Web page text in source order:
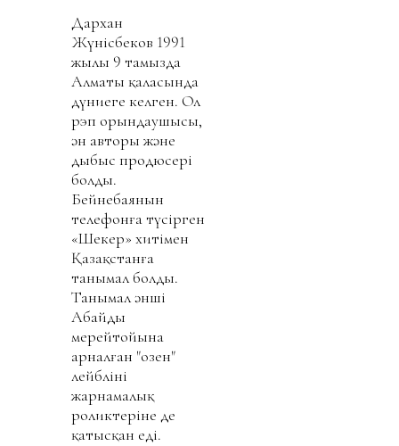
Дархан
Жүнісбеков 1991
жылы 9 тамызда
Алматы қаласында
дүниеге келген. Ол
рэп орындаушысы,
ән авторы және
дыбыс продюсері
болды.
Бейнебаянын
телефонға түсірген
«Шекер» хитімен
Қазақстанға
танымал болды.
Танымал әнші
Абайдың
мерейтойына
арналған "озен"
лейблінің
жарнамалық
роликтеріне де
қатысқан еді.